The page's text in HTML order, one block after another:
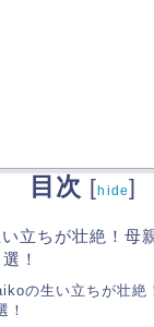
目次 [hide]
立ちが壮絶！母
！
の生い立ちが壮絶
！